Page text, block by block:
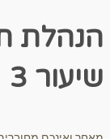
הנהלת
שיעור 3